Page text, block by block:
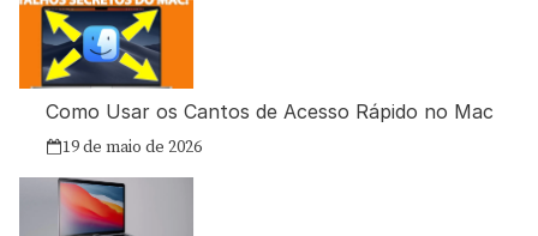
Como Usar os Cantos de Acesso Rápido no Mac
19 de maio de 2026